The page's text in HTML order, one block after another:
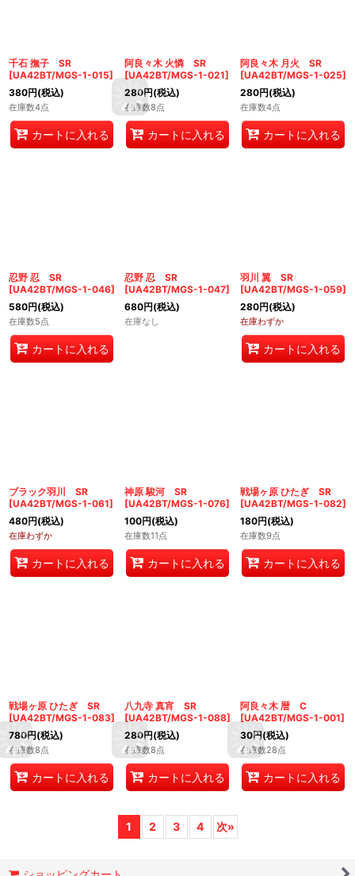
千石 撫子 SR
[UA42BT/MGS-1-015]
380円(税込)
在庫数4点
カートに入れる
阿良々木 火憐 SR
[UA42BT/MGS-1-021]
280円(税込)
在庫数8点
カートに入れる
阿良々木 月火 SR
[UA42BT/MGS-1-025]
280円(税込)
在庫数4点
カートに入れる
忍野 忍 SR
[UA42BT/MGS-1-046]
580円(税込)
在庫数5点
カートに入れる
忍野 忍 SR
[UA42BT/MGS-1-047]
680円(税込)
在庫なし
羽川 翼 SR
[UA42BT/MGS-1-059]
280円(税込)
在庫わずか
カートに入れる
ブラック羽川 SR
[UA42BT/MGS-1-061]
480円(税込)
在庫わずか
カートに入れる
神原 駿河 SR
[UA42BT/MGS-1-076]
100円(税込)
在庫数11点
カートに入れる
戦場ヶ原 ひたぎ SR
[UA42BT/MGS-1-082]
180円(税込)
在庫数9点
カートに入れる
戦場ヶ原 ひたぎ SR
[UA42BT/MGS-1-083]
780円(税込)
在庫数8点
カートに入れる
八九寺 真宵 SR
[UA42BT/MGS-1-088]
280円(税込)
在庫数8点
カートに入れる
阿良々木 暦 C
[UA42BT/MGS-1-001]
30円(税込)
在庫数28点
カートに入れる
1 2 3 4 次»